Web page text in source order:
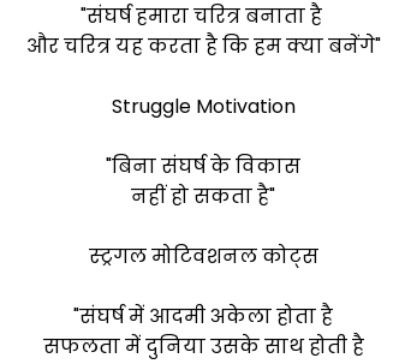
"संघर्ष हमारा चरित्र बनाता है
और चरित्र यह करता है कि हम क्या बनेंगे"
Struggle Motivation
"बिना संघर्ष के विकास
नहीं हो सकता है"
स्ट्रगल मोटिवशनल कोट्स
"संघर्ष में आदमी अकेला होता है
सफलता में दुनिया उसके साथ होती है